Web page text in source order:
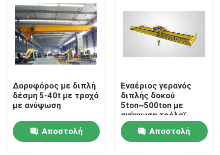
Αρχική Σελίδα
Προϊόντα
Δορυφόρος με διπλή
δέσμη 5-40t με τροχό
με ανύψωση
Αποστολή
Εναέριος γερανός
διπλής δοκού
5ton~500ton με
ανύψωση τρόλεϊ
Αποστολή